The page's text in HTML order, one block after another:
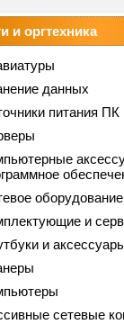
и оргтехника
данных
питания
оборудование
и
и
сетевые